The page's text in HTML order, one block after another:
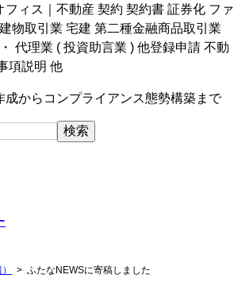
ィス｜不動産 契約 契約書 証券化 ファ
物取引業 宅建 第二種金融商品取引業
代理業 ( 投資助言業 ) 他登録申請 不動
項説明 他
成からコンプライアンス態勢構築まで
ふたなNEWSに寄稿しました